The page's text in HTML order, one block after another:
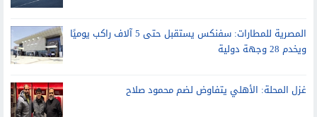
المصرية للمطارات: سفنكس يستقبل حتى 5 آلاف راكب يوميًا
ويخدم 28 وجهة دولية
غزل المحلة: الأهلي يتفاوض لضم محمود صلاح